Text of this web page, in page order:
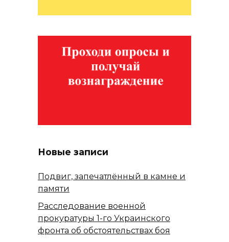
Новые записи
Подвиг, запечатлённый в камне и
памяти
Расследование военной
прокуратуры 1-го Украинского
фронта об обстоятельствах боя